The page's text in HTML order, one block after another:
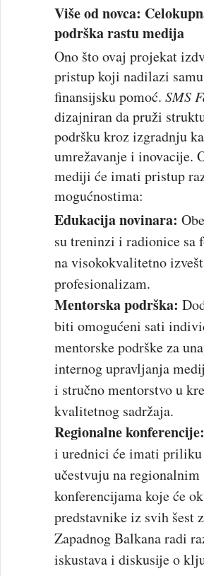
Više od novca:
podrška rastu medija
Ono što ovaj projekat
pristup koji nadilazi samu
finansijsku pomoć.SMS
dizajniran da pruži
podršku kroz izgradnju
umrežavanje i inovacije.
mediji će imati pristup
mogućnostima:
Edukacija novinara:
su treninzi i radionice sa
na visokokvalitetno
profesionalizam.
Mentorska podrška:
biti omogućeni sati
mentorske podrške za
internog upravljanja
i stručno mentorstvo u
kvalitetnog sadržaja.
Regionalne konferencije:
i urednici će imati priliku
učestvuju na regionalnim
konferencijama koje će
predstavnike iz svih šest
Zapadnog Balkana radi
iskustava i diskusije o